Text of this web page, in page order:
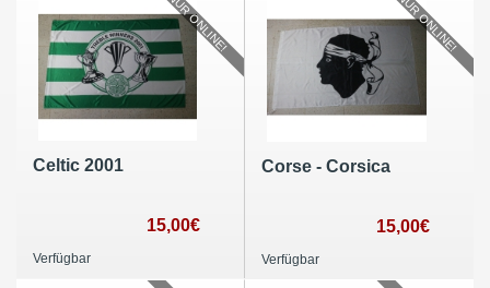
Celtic 2001
15,00€
Verfügbar
NUR ONLINE!
Corse - Corsica
15,00€
Verfügbar
NUR ONLINE!